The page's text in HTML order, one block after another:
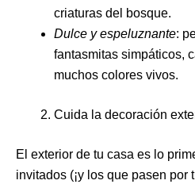
criaturas del bosque.
Dulce y espeluznante:
fantasmitas simpáticos,
muchos colores vivos.
Cuida la decoración
El exterior de tu casa es lo
invitados (¡y los que pasen por